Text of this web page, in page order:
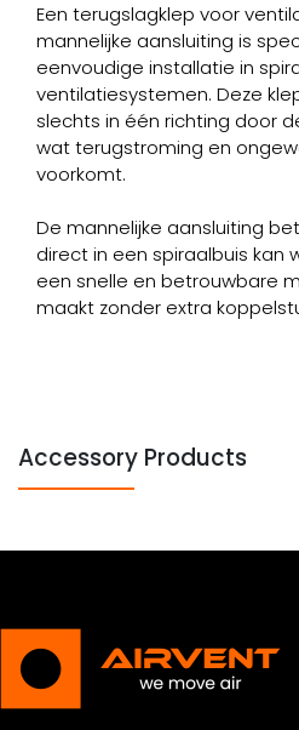
Een terugslagklep voor
mannelijke aansluiting is
eenvoudige installatie in
ventilatiesystemen. Deze
slechts in één richting door
wat terugstroming en
voorkomt.
De mannelijke aansluiting
direct in een spiraalbuis kan
een snelle en betrouwbare
maakt zonder extra
Accessory Products